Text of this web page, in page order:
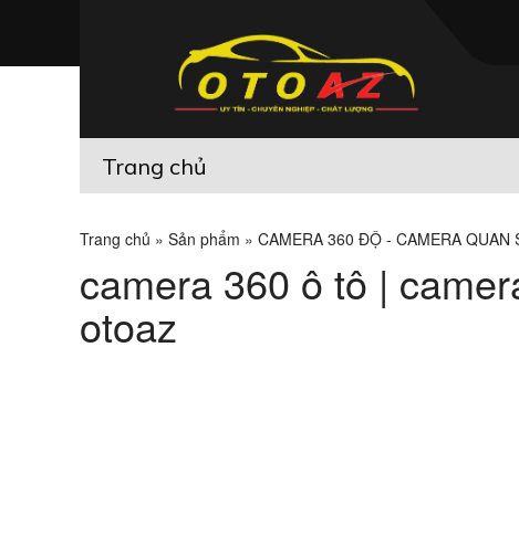
Trang chủ
Trang chủ » Sản phẩm » CAMERA 360 ĐỘ - CAMERA QUAN
camera 360 ô tô |
otoaz